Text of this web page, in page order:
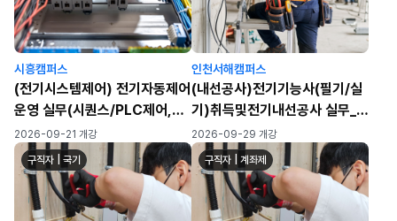
시흥캠퍼스
(전기시스템제어) 전기자동제어
운영 실무(시퀀스/PLC제어,
HMI 터치패널 운영, 산업 네트
워크 운영)
2026-09-21 개강
인천서해캠퍼스
(내선공사)전기기능사(필기/실
기)취득및전기내선공사 실무_3
회차
2026-09-29 개강
구직자 | 국기 구직자 | 계좌제